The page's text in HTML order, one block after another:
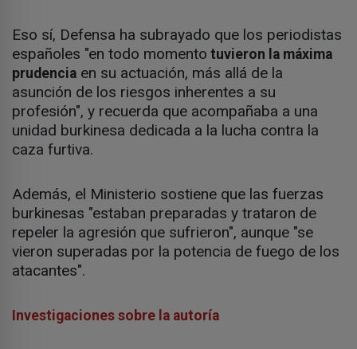
Eso sí, Defensa ha subrayado que los periodistas
españoles "en todo momento tuvieron la máxima
prudencia en su actuación, más allá de la
asunción de los riesgos inherentes a su
profesión", y recuerda que acompañaba a una
unidad burkinesa dedicada a la lucha contra la
caza furtiva.
Además, el Ministerio sostiene que las fuerzas
burkinesas "estaban preparadas y trataron de
repeler la agresión que sufrieron", aunque "se
vieron superadas por la potencia de fuego de los
atacantes".
Investigaciones sobre la autoría